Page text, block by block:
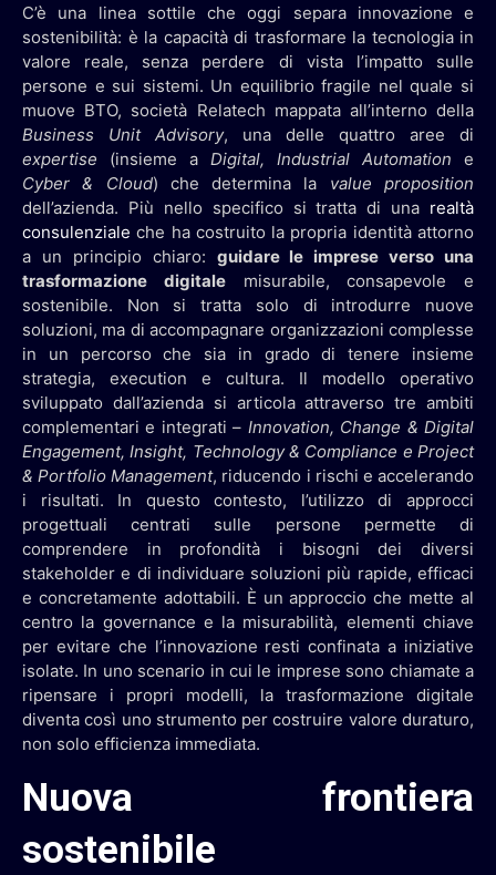
C’è una linea sottile che oggi separa innovazione e
sostenibilità: è la capacità di trasformare la tecnologia in
valore reale, senza perdere di vista l’impatto sulle
persone e sui sistemi. Un equilibrio fragile nel quale si
muove BTO, società Relatech mappata all’interno della
Business Unit Advisory, una delle quattro aree di
expertise (insieme a Digital, Industrial Automation e
Cyber & Cloud) che determina la value proposition
dell’azienda. Più nello specifico si tratta di una realtà
consulenziale che ha costruito la propria identità attorno
a un principio chiaro: guidare le imprese verso una
trasformazione digitalemisurabile, consapevole e
sostenibile. Non si tratta solo di introdurre nuove
soluzioni, ma di accompagnare organizzazioni complesse
in un percorso che sia in grado di tenere insieme
strategia, execution e cultura. Il modello operativo
sviluppato dall’azienda si articola attraverso tre ambiti
complementari e integrati – Innovation, Change & Digital
Engagement, Insight, Technology & Compliance e Project
& Portfolio Management, riducendo i rischi e accelerando
i risultati. In questo contesto, l’utilizzo di approcci
progettuali centrati sulle persone permette di
comprendere in profondità i bisogni dei diversi
stakeholder e di individuare soluzioni più rapide, efficaci
e concretamente adottabili. È un approccio che mette al
centro la governance e la misurabilità, elementi chiave
per evitare che l’innovazione resti confinata a iniziative
isolate. In uno scenario in cui le imprese sono chiamate a
ripensare i propri modelli, la trasformazione digitale
diventa così uno strumento per costruire valore duraturo,
non solo efficienza immediata.
Nuova frontiera
sostenibile